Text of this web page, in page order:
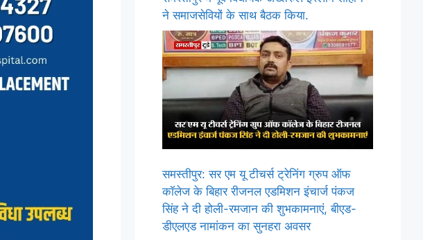
ने समाजसेवियों के साथ बैठक किया.
समस्तीपुर: सर एम यू टीचर्स ट्रेनिंग ग्रुप ऑफ
कॉलेज के बिहार रीजनल एडमिशन इंचार्ज पंकज
सिंह ने दी होली-रमजान की शुभकामनाएं, बीएड-
डीएलएड नामांकन का सुनहरा अवसर